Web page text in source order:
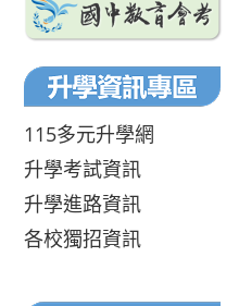
115多元升學網
升學考試資訊
升學進路資訊
各校獨招資訊